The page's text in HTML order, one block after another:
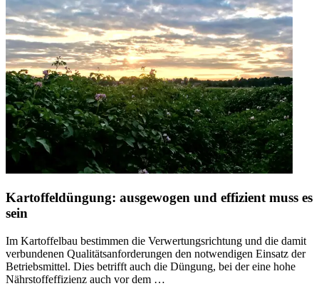
Kartoffeldüngung: ausgewogen und effizient muss es
sein
Im Kartoffelbau bestimmen die Verwertungsrichtung und die damit
verbundenen Qualitätsanforderungen den notwendigen Einsatz der
Betriebsmittel. Dies betrifft auch die Düngung, bei der eine hohe
Nährstoffeffizienz auch vor dem …